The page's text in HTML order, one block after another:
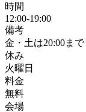
時間
12:00-19:00
備考
金・土は20:00まで
休み
火曜日
料金
無料
会場